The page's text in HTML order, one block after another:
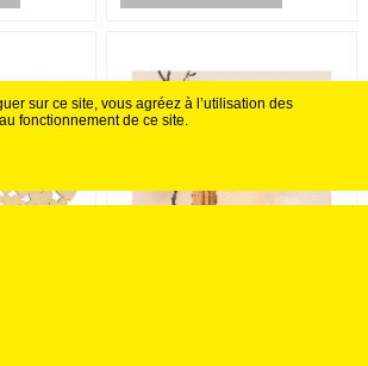
sur ce site, vous agréez à l’utilisation des
fonctionnement de ce site.